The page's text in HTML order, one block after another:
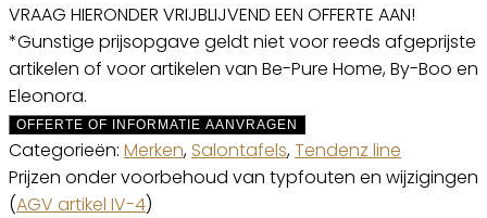
VRAAG HIERONDER VRIJBLIJVEND EEN OFFERTE AAN!
*Gunstige prijsopgave geldt niet voor reeds afgeprijste
artikelen of voor artikelen van Be-Pure Home, By-Boo en
Eleonora.
OFFERTE OF INFORMATIE AANVRAGEN
Categorieën: Merken, Salontafels,Tendenz line
Prijzen onder voorbehoud van typfouten en wijzigingen
(AGV artikel IV-4)